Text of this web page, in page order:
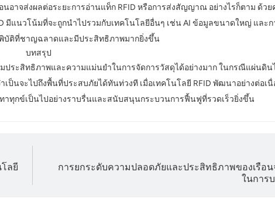
จส่งผลต่อระยะการอ่านแท็ก RFID หรือการส่งสัญญาณ อย่างไรก็ตาม ด้วย
มีแนวโน้มที่จะถูกนำไปรวมกับเทคโนโลยีอื่นๆ เช่น AI ข้อมูลขนาดใหญ่ และ
บัติที่ชาญฉลาดและมีประสิทธิภาพมากยิ่งขึ้น
บทสรุป
ระสิทธิภาพและความแม่นยำในการจัดการวัสดุได้อย่างมาก ในกรณีแผ่นดิน
นจะไปถึงพื้นที่ประสบภัยได้ทันท่วงที เมื่อเทคโนโลยี RFID พัฒนาอย่างต่อเ
าทุกข์เป็นไปอย่างราบรื่นและสนับสนุนกระบวนการฟื้นฟูที่รวดเร็วยิ่งขึ้น
ลยี
การยกระดับความปลอดภัยและประสิทธิภาพของเรือน
ในการ